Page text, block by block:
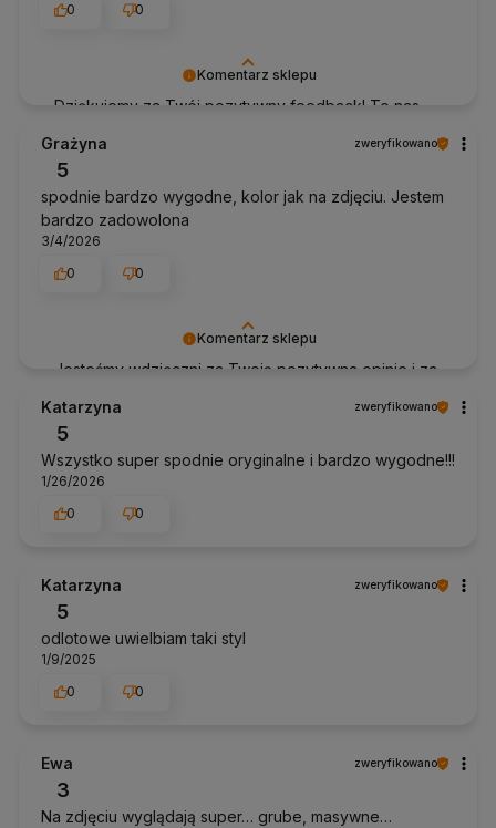
Komentarz sklepu
Dziękujemy za Twój pozytywny feedback! To nas
Anhko.pl
0
0
Komentarz sklepu
Jesteśmy wdzięczni za Twoją pozytywna opinie i za
Anhko.pl
Grażyna zweryfikowano
5
spodnie bardzo wygodne, kolor jak na zdjęciu. Jestem
bardzo zadowolona
3/4/2026
0
0
Katarzyna zweryfikowano
5
Wszystko super spodnie oryginalne i bardzo wygodne!!!
1/26/2026
0
0
Katarzyna zweryfikowano
5
odlotowe uwielbiam taki styl
1/9/2025
0
0
Ewa zweryfikowano
3
Na zdjęciu wyglądają super… grube, masywne…